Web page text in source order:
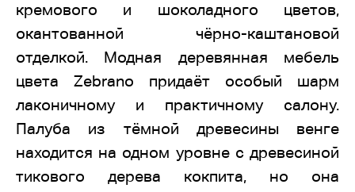
кремового и шоколадного цветов,
окантованной чёрно-каштановой
отделкой. Модная деревянная мебель
цвета Zebrano придаёт особый шарм
лаконичному и практичному салону.
Палуба из тёмной древесины венге
находится на одном уровне с древесиной
тикового дерева кокпита, но она